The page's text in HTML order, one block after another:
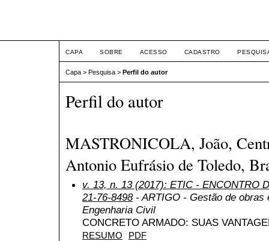
CAPA SOBRE ACESSO CADASTRO
Capa > Pesquisa > Perfil do autor
Perfil do autor
MASTRONICOLA, João,
Antonio Eufrásio de Toledo,
v. 13, n. 13 (2017): ETIC - ENCONTRO
21-76-8498- ARTIGO - Gestão de obras
Engenharia Civil
CONCRETO ARMADO: SUAS
RESUMO PDF